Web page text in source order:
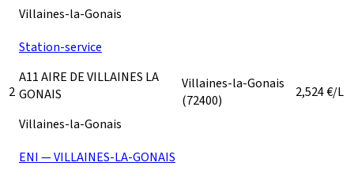
Villaines-la-Gonais
2
Station-service
A11 AIRE DE VILLAINES LA
GONAIS
Villaines-la-Gonais
Villaines-la-Gonais
(72400)
2,524€/L
ENI — VILLAINES-LA-GONAIS